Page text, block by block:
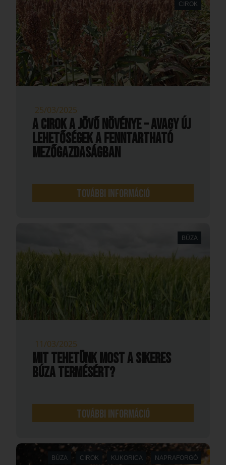
CIROK
25/03/2025
A cirok a jövő növénye – avagy új
lehetőségek a fenntartható
mezőgazdaságban
További információ
BÚZA
11/03/2025
MIT TEHETÜNK MOST A SIKERES
BÚZA TERMÉSÉRT?
További információ
BÚZA CIROK KUKORICA NAPRAFORGÓ